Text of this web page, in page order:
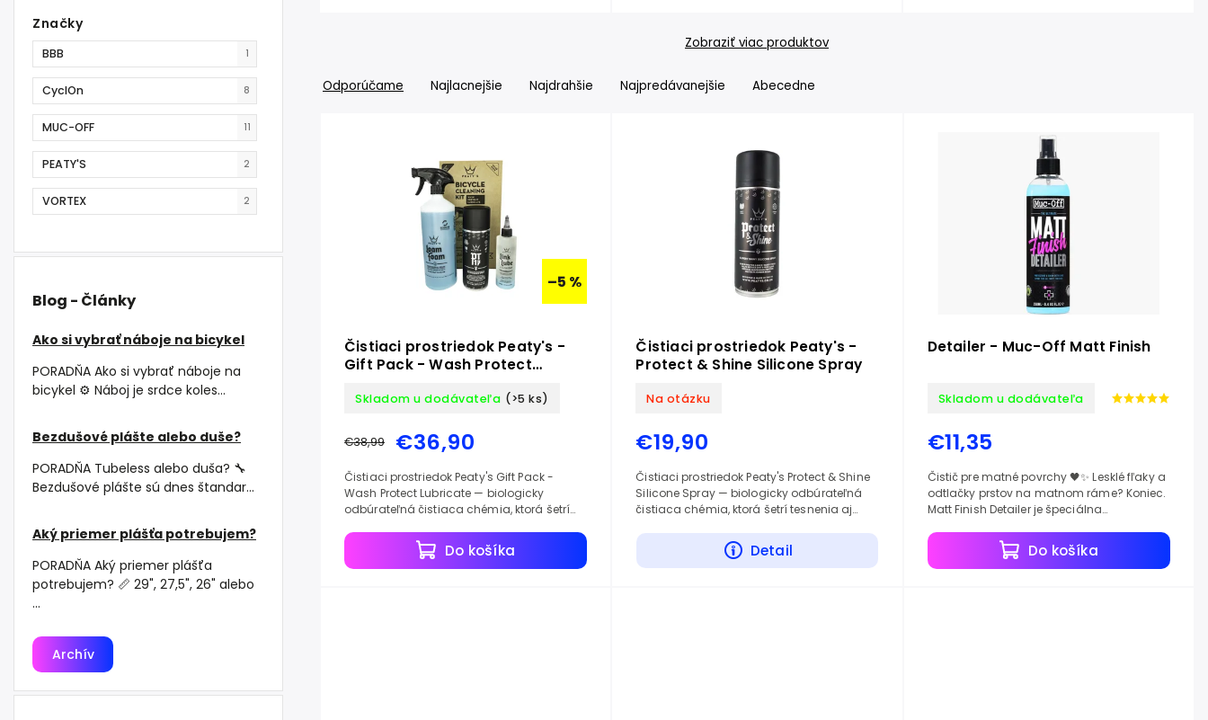
Značky
BBB 1
CyclOn 8
MUC-OFF 11
PEATY'S 2
VORTEX 2
Blog - Články
Ako si vybrať náboje na bicykel
PORADŇA Ako si vybrať náboje na
bicykel ⚙️ Náboj je srdce koles...
Bezdušové plášte alebo duše?
PORADŇA Tubeless alebo duša? 🔧
Bezdušové plášte sú dnes štandar...
Aký priemer plášťa potrebujem?
PORADŇA Aký priemer plášťa
potrebujem? 📏 29", 27,5", 26" alebo
...
Archív
Zobraziť viac produktov
Odporúčame Najlacnejšie Najdrahšie Najpredávanejšie Abecedne
–5 %
Čistiaci prostriedok Peaty's -
Gift Pack - Wash Protect
Skladom u dodávateľa (>5 ks)
€38,99 €36,90
Do košíka
Čistiaci prostriedok Peaty's Gift Pack -
Wash Protect Lubricate — biologicky
odbúrateľná čistiaca chémia, ktorá šetrí
Čistiaci prostriedok Peaty's -
Protect & Shine Silicone Spray
Na otázku
€19,90
Detail
Čistiaci prostriedok Peaty's Protect & Shine
Silicone Spray — biologicky odbúrateľná
čistiaca chémia, ktorá šetrí tesnenia aj
Detailer - Muc-Off Matt Finish
Skladom u dodávateľa
€11,35
Do košíka
Čistič pre matné povrchy 🖤✨ Lesklé fľaky a
odtlačky prstov na matnom ráme? Koniec.
Matt Finish Detailer je špeciálna
a matné...